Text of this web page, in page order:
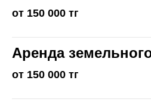
от 150 000 тг
Аренда
от 150 000 тг